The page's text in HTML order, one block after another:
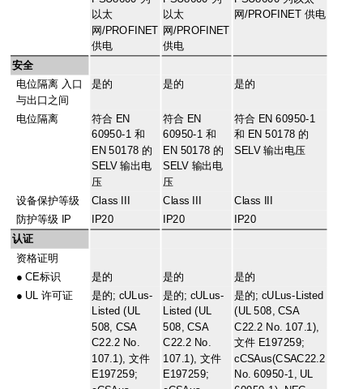
以太
网/PROFINET
供电
以太
网/PROFINET
供电
网/PROFINET 供电
安全
电位隔离 入口
与出口之间
是的 是的 是的
电位隔离
符合 EN
60950-1 和
EN 50178 的
SELV 输出电
压
符合 EN
60950-1 和
EN 50178 的
SELV 输出电
压
符合 EN 60950-1
和 EN 50178 的
SELV 输出电压
设备保护等级 Class III Class III Class III
防护等级 IP IP20 IP20
IP20
认证
资格证明
●CE标识 是的 是的 是的
● UL 许可证
是的; cULus-
Listed (UL
508, CSA
C22.2 No.
107.1), 文件
E197259;
是的; cULus-
Listed (UL
508, CSA
C22.2 No.
107.1), 文件
E197259;
是的; cULus-Listed
(UL 508, CSA
C22.2 No. 107.1),
文件 E197259;
cCSAus(CSAC22.2
No. 60950-1, UL